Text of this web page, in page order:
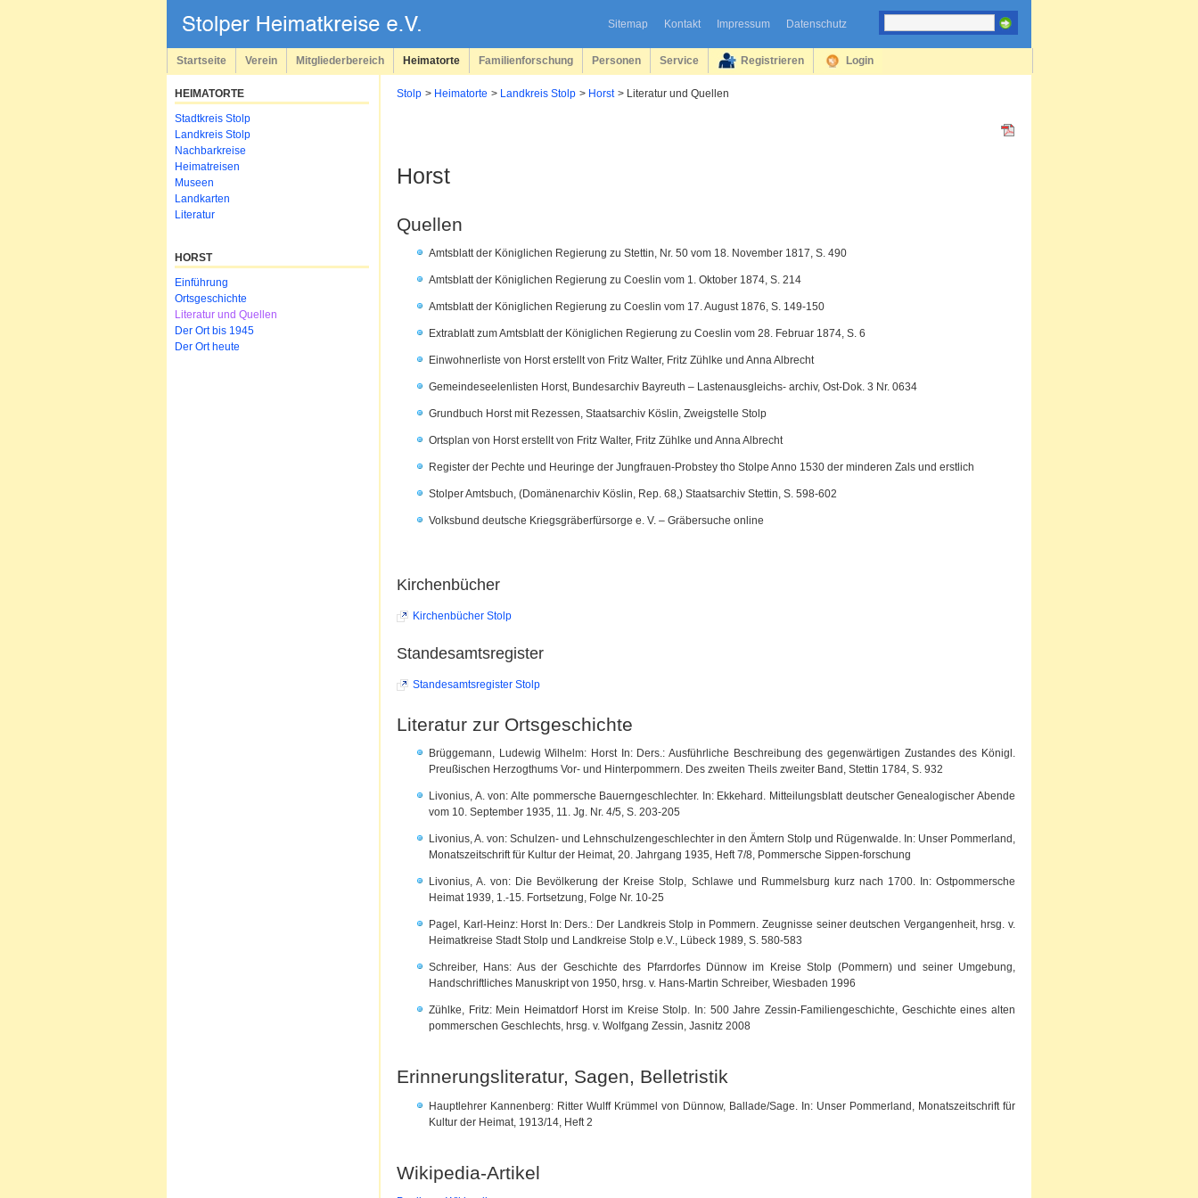
Sitemap Kontakt Impressum Datenschutz
überspringen
Startseite Verein Mitgliederbereich Heimatorte Familienforschung Personen Service Registrieren Login
Stolp Heimatorte Landkreis Stolp Horst Literatur und Quellen
Horst
Quellen
Amtsblatt der Königlichen Regierung zu Stettin, Nr. 50 vom 18. November 1817, S. 490
Amtsblatt der Königlichen Regierung zu Coeslin vom 1. Oktober 1874, S. 214
Amtsblatt der Königlichen Regierung zu Coeslin vom 17. August 1876, S. 149-150
Extrablatt zum Amtsblatt der Königlichen Regierung zu Coeslin vom 28. Februar 1874, S. 6
Einwohnerliste von Horst erstellt von Fritz Walter, Fritz Zühlke und Anna Albrecht
Gemeindeseelenlisten Horst, Bundesarchiv Bayreuth – Lastenausgleichs- archiv, Ost-Dok. 3 Nr. 0634
Grundbuch Horst mit Rezessen, Staatsarchiv Köslin, Zweigstelle Stolp
Ortsplan von Horst erstellt von Fritz Walter, Fritz Zühlke und Anna Albrecht
Register der Pechte und Heuringe der Jungfrauen-Probstey tho Stolpe Anno 1530 der minderen Zals und erstlich
Stolper Amtsbuch, (Domänenarchiv Köslin, Rep. 68,) Staatsarchiv Stettin, S. 598-602
Volksbund deutsche Kriegsgräberfürsorge e. V. – Gräbersuche online
Kirchenbücher
Kirchenbücher Stolp
Standesamtsregister
Standesamtsregister Stolp
Literatur zur Ortsgeschichte
Brüggemann, Ludewig Wilhelm: Horst In: Ders.: Ausführliche Beschreibung des gegenwärtigen Zustandes des Königl.
Preußischen Herzogthums Vor- und Hinterpommern. Des zweiten Theils zweiter Band, Stettin 1784, S. 932
Livonius, A. von: Alte pommersche Bauerngeschlechter. In: Ekkehard. Mitteilungsblatt deutscher Genealogischer Abende
vom 10. September 1935, 11. Jg. Nr. 4/5, S. 203-205
Livonius, A. von: Schulzen- und Lehnschulzengeschlechter in den Ämtern Stolp und Rügenwalde. In: Unser Pommerland,
Monatszeitschrift für Kultur der Heimat, 20. Jahrgang 1935, Heft 7/8, Pommersche Sippen-forschung
Livonius, A. von: Die Bevölkerung der Kreise Stolp, Schlawe und Rummelsburg kurz nach 1700. In: Ostpommersche
Heimat 1939, 1.-15. Fortsetzung, Folge Nr. 10-25
Pagel, Karl-Heinz: Horst In: Ders.: Der Landkreis Stolp in Pommern. Zeugnisse seiner deutschen Vergangenheit, hrsg. v.
Heimatkreise Stadt Stolp und Landkreise Stolp e.V., Lübeck 1989, S. 580-583
Schreiber, Hans: Aus der Geschichte des Pfarrdorfes Dünnow im Kreise Stolp (Pommern) und seiner Umgebung,
Handschriftliches Manuskript von 1950, hrsg. v. Hans-Martin Schreiber, Wiesbaden 1996
Zühlke, Fritz: Mein Heimatdorf Horst im Kreise Stolp. In: 500 Jahre Zessin-Familiengeschichte, Geschichte eines alten
pommerschen Geschlechts, hrsg. v. Wolfgang Zessin, Jasnitz 2008
Erinnerungsliteratur, Sagen, Belletristik
Hauptlehrer Kannenberg: Ritter Wulff Krümmel von Dünnow, Ballade/Sage. In: Unser Pommerland, Monatszeitschrift für
Kultur der Heimat, 1913/14, Heft 2
Wikipedia-Artikel
HEIMATORTE
Navigation
überspringen
Stadtkreis Stolp
Landkreis Stolp
Nachbarkreise
Heimatreisen
Museen
Landkarten
Literatur
HORST
Navigation
überspringen
Einführung
Ortsgeschichte
Literatur und Quellen
Der Ort bis 1945
Der Ort heute